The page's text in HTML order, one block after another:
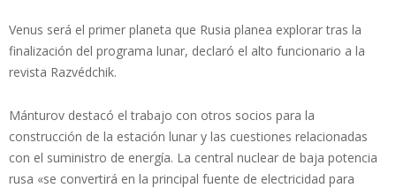
Venus será el primer planeta que Rusia planea explorar tras la
finalización del programa lunar, declaró el alto funcionario a la
revista Razvédchik.
Mánturov destacó el trabajo con otros socios para la
construcción de la estación lunar y las cuestiones relacionadas
con el suministro de energía. La central nuclear de baja potencia
rusa «se convertirá en la principal fuente de electricidad para